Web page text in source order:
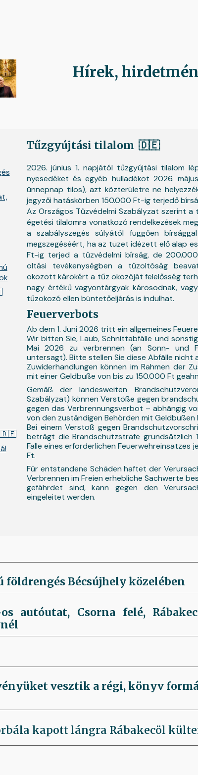
Hírek,
🇩🇪
Tűzgyújtási tilalom 🇩🇪
2026. június 1. napjától tűzgyújtási tilalom
nyesedéket és egyéb hulladékot 2026.
ünnepnap tilos), azt közterületre ne
jegyzői hatáskörben 150.000 Ft-ig terjedő
Az Országos Tűzvédelmi Szabályzat szerint a
égetési tilalomra vonatkozó rendelkezések
a szabályszegés súlyától függően
megszegéséért, ha az tüzet idézett elő alap
Ft-ig terjed a tűzvédelmi bírság, de
oltási tevékenységben a tűzoltóság
okozott károkért a tűz okozóját felelősség
nagy értékű vagyontárgyak károsodnak,
tűzokozó ellen büntetőeljárás is indulhat.
Feuerverbots
Ab dem 1. Juni 2026 tritt ein allgemeines
Wir bitten Sie, Laub, Schnittabfälle und
Mai 2026 zu verbrennen (an Sonn- und
untersagt). Bitte stellen Sie diese Abfälle nicht
Zuwiderhandlungen können im Rahmen der
mit einer Geldbuße von bis zu 150.000 Ft
Gemäß der landesweiten
Szabályzat) können Verstöße gegen
gegen das Verbrennungsverbot – abhängig
von den zuständigen Behörden mit
Bei einem Verstoß gegen
beträgt die Brandschutzstrafe grundsätzlich
Falle eines erforderlichen
Ft.
Für entstandene Schäden haftet der
Verbrennen im Freien erhebliche Sachwerte
gefährdet sind, kann gegen den
eingeleitet werden.
földrengés Bécsújhely közelében
autóutat, Csorna felé,
vesztik a régi, könyv
kapott lángra Rábakecöl